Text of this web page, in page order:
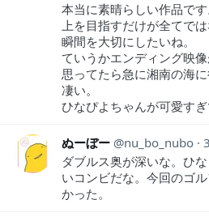
本当に素晴らしい作品です
上を目指すだけが全てで
瞬間を大切にしたいね。
ていうかエンディング映
思ってたら急に湘南の海
凄い。
ひなぴよちゃんが可愛すぎ
ぬーぼー nu_bo_nubo
ダブルス奥が深いな。ひ
いコンビだな。今回のゴ
かった。